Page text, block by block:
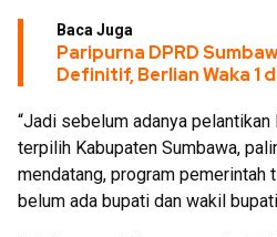
Baca Juga
Paripurna DPRD
Definitif, Berlian Waka 1
“Jadi sebelum adanya
terpilih Kabupaten Sumbawa,
mendatang, program pemerintah
belum ada bupati dan wakil